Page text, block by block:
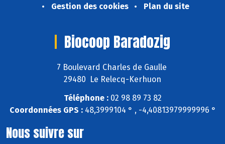
Gestion des cookies
Plan du site
Biocoop Baradozig
7 Boulevard Charles de Gaulle
29480 Le Relecq-Kerhuon
Téléphone :02 98 89 73 82
Coordonnées GPS :48,3999104 ° , -4,40813979999996 °
Nous suivre sur